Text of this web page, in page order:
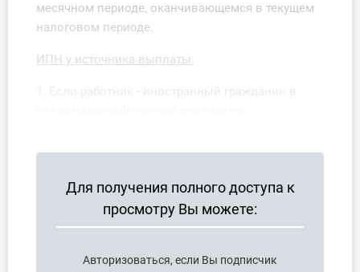
месячном периоде, оканчивающемся в текущем
налоговом периоде.
ИПН у источника выплаты:
Для получения полного доступа к
просмотру Вы можете:
Авторизоваться, если Вы подписчик